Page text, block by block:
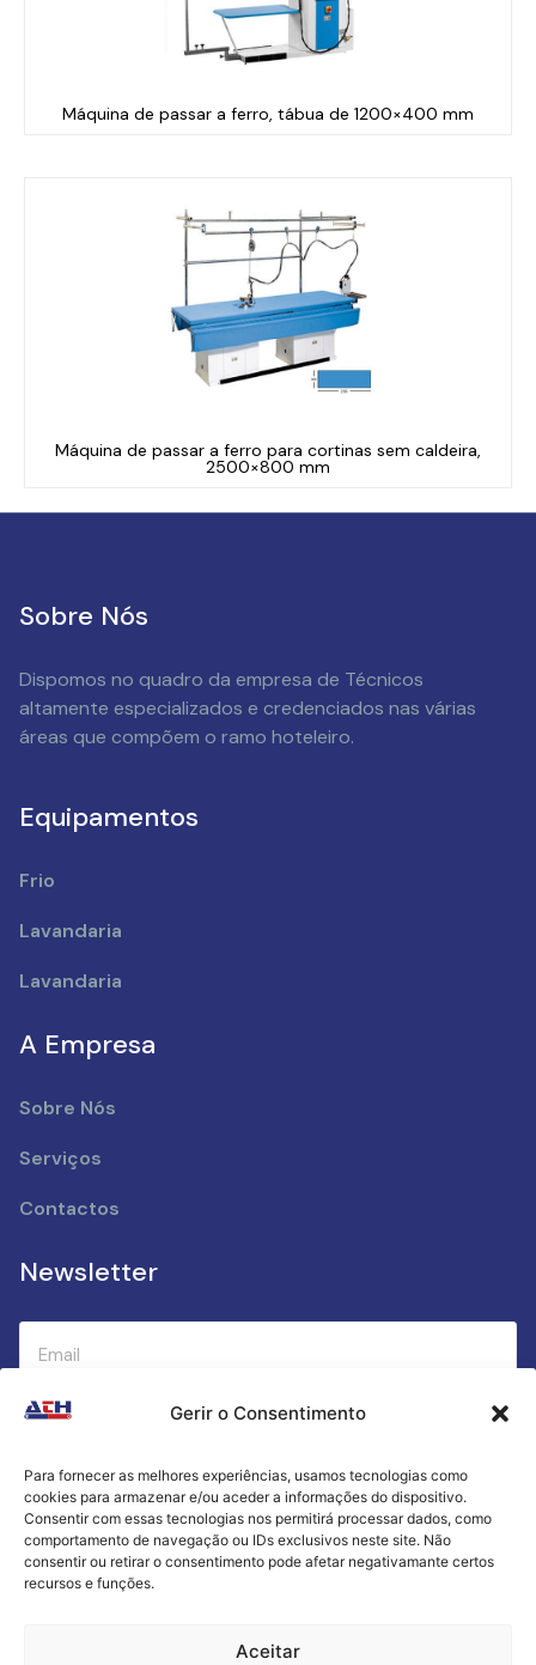
Gerir o Consentimento
Para fornecer as melhores experiências, usamos tecnologias como
cookies para armazenar e/ou aceder a informações do dispositivo.
Consentir com essas tecnologias nos permitirá processar dados, como
comportamento de navegação ou IDs exclusivos neste site. Não
consentir ou retirar o consentimento pode afetar negativamante certos
recursos e funções.
Aceitar
Máquina de passar a ferro, tábua de 1200×400 mm
Máquina de passar a ferro para cortinas sem caldeira,
2500×800 mm
Sobre Nós
Dispomos no quadro da empresa de Técnicos
altamente especializados e credenciados nas várias
áreas que compõem o ramo hoteleiro.
Equipamentos
Frio
Lavandaria
Lavandaria
A Empresa
Sobre Nós
Serviços
Contactos
Newsletter
Submeter
Criamos a cozinha perfeita para o seu sucesso
gastronómico!